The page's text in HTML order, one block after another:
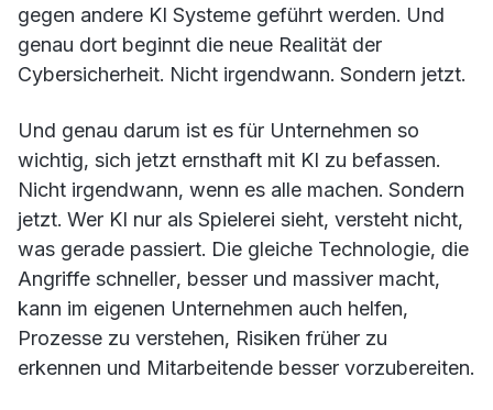
gegen andere KI Systeme geführt werden. Und
genau dort beginnt die neue Realität der
Cybersicherheit. Nicht irgendwann. Sondern jetzt.
Und genau darum ist es für Unternehmen so
wichtig, sich jetzt ernsthaft mit KI zu befassen.
Nicht irgendwann, wenn es alle machen. Sondern
jetzt. Wer KI nur als Spielerei sieht, versteht nicht,
was gerade passiert. Die gleiche Technologie, die
Angriffe schneller, besser und massiver macht,
kann im eigenen Unternehmen auch helfen,
Prozesse zu verstehen, Risiken früher zu
erkennen und Mitarbeitende besser vorzubereiten.